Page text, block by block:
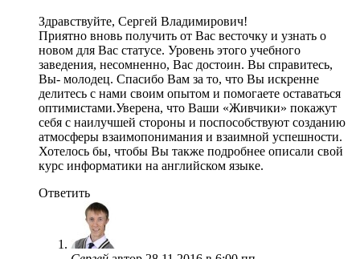
Здравствуйте, Сергей Владимирович!
Приятно вновь получить от Вас весточку и узнать о
новом для Вас статусе. Уровень этого учебного
заведения, несомненно, Вас достоин. Вы справитесь,
Вы- молодец. Спасибо Вам за то, что Вы искренне
делитесь с нами своим опытом и помогаете оставаться
оптимистами.Уверена, что Ваши «Живчики» покажут
себя с наилучшей стороны и поспособствуют созданию
атмосферы взаимопонимания и взаимной успешности.
Хотелось бы, чтобы Вы также подробнее описали свой
курс информатики на английском языке.
Ответить